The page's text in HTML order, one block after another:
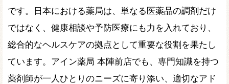
です。日本における薬局は、単なる医薬品の調剤だけ
ではなく、健康相談や予防医療にも力を入れており、
総合的なヘルスケアの拠点として重要な役割を果たし
ています。アイン薬局 本陣前店でも、専門知識を持つ
薬剤師が一人ひとりのニーズに寄り添い、適切なアド